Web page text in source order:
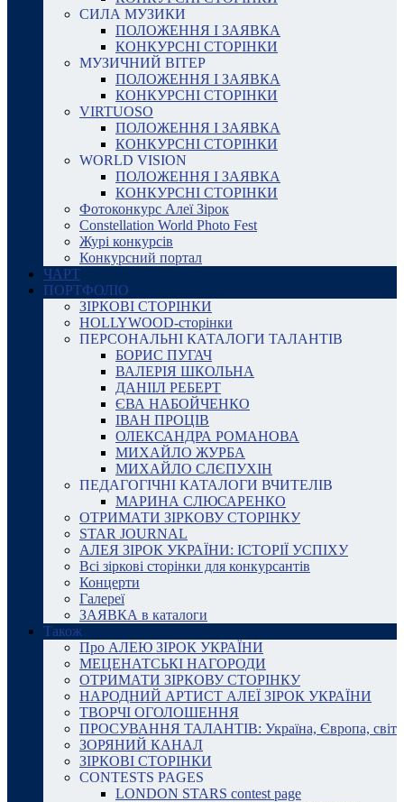
СИЛА МУЗИКИ
ПОЛОЖЕННЯ І ЗАЯВКА
КОНКУРСНІ СТОРІНКИ
МУЗИЧНИЙ ВІТЕР
ПОЛОЖЕННЯ І ЗАЯВКА
КОНКУРСНІ СТОРІНКИ
VIRTUOSO
ПОЛОЖЕННЯ І ЗАЯВКА
КОНКУРСНІ СТОРІНКИ
WORLD VISION
ПОЛОЖЕННЯ І ЗАЯВКА
КОНКУРСНІ СТОРІНКИ
Фотоконкурс Алеї Зірок
Constellation World Photo Fest
Журі конкурсів
Конкурсний портал
ЧАРТ
ПОРТФОЛІО
ЗІРКОВІ СТОРІНКИ
HOLLYWOOD-сторінки
ПЕРСОНАЛЬНІ КАТАЛОГИ ТАЛАНТІВ
БОРИС ПУГАЧ
ВАЛЕРІЯ ШКОЛЬНА
ДАНІІЛ РЕБЕРТ
ЄВА НАБОЙЧЕНКО
ІВАН ПРОЦІВ
ОЛЕКСАНДРА РОМАНОВА
МИХАЙЛО ЖУРБА
МИХАЙЛО СЛЄПУХІН
ПЕДАГОГІЧНІ КАТАЛОГИ ВЧИТЕЛІВ
МАРИНА СЛЮСАРЕНКО
ОТРИМАТИ ЗІРКОВУ СТОРІНКУ
STAR JOURNAL
АЛЕЯ ЗІРОК УКРАЇНИ: ІСТОРІЇ УСПІХУ
Всі зіркові сторінки для конкурсантів
Концерти
Галереї
ЗАЯВКА в каталоги
Також
Про АЛЕЮ ЗІРОК УКРАЇНИ
МЕЦЕНАТСЬКІ НАГОРОДИ
ОТРИМАТИ ЗІРКОВУ СТОРІНКУ
НАРОДНИЙ АРТИСТ АЛЕЇ ЗІРОК УКРАЇНИ
ТВОРЧІ ОГОЛОШЕННЯ
ПРОСУВАННЯ ТАЛАНТІВ: Україна, Європа, світ
ЗОРЯНИЙ КАНАЛ
ЗІРКОВІ СТОРІНКИ
CONTESTS PAGES
LONDON STARS contest page